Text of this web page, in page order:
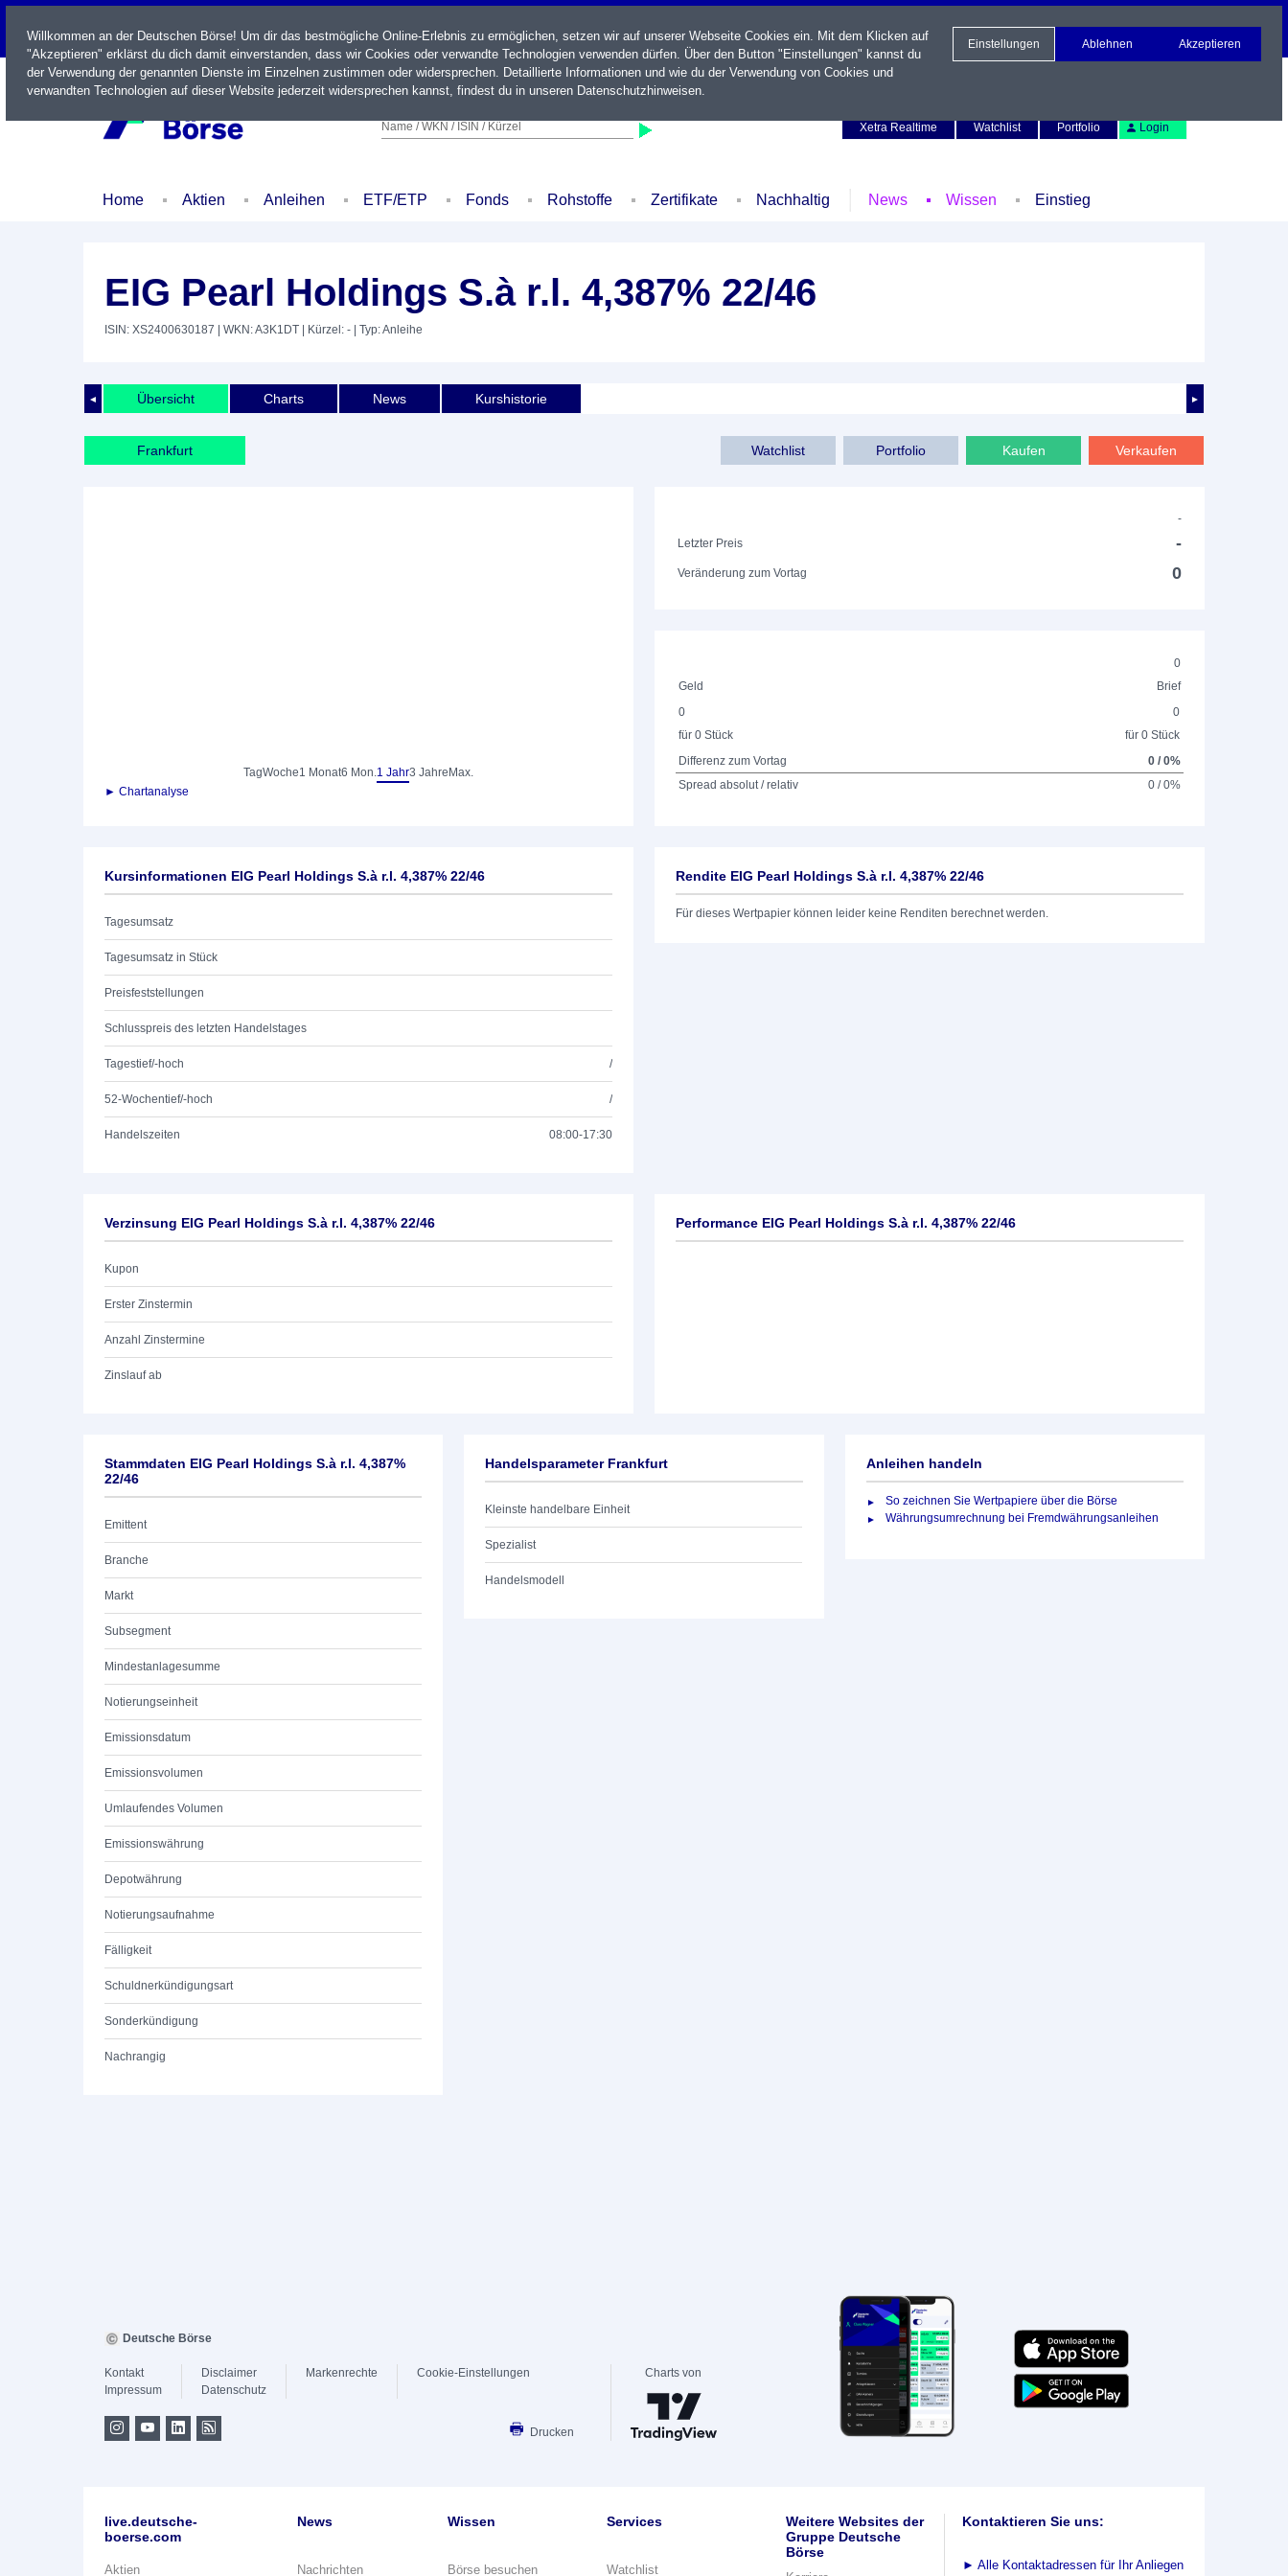
LIVE
Name / WKN / ISIN / Kürzel
Xetra Realtime
Watchlist Portfolio Login
Home Aktien Anleihen ETF/ETP Fonds Rohstoffe Zertifikate Nachhaltig News Wissen Einstieg
EIG Pearl Holdings S.à r.l. 4,387% 22/46
ISIN: XS2400630187 | WKN: A3K1DT | Kürzel: - | Typ: Anleihe
◄ ►
Übersicht Charts News Kurshistorie
Frankfurt Verkaufen
Kaufen
Portfolio
Watchlist
TagWoche1 Monat6 Mon.1 Jahr3 Jahre Max.
► Chartanalyse
-
Letzter Preis
-
Veränderung zum Vortag 0
0
Geld
Brief
0
für 0 Stück
0
für 0 Stück
Differenz zum Vortag
0 / 0%
Spread absolut / relativ
0 / 0%
Kursinformationen EIG Pearl Holdings S.à r.l. 4,387% 22/46
Tagesumsatz
Tagesumsatz in Stück
Preisfeststellungen
Schlusspreis des letzten Handelstages
Tagestief/-hoch /
52-Wochentief/-hoch /
Handelszeiten 08:00-17:30
Rendite EIG Pearl Holdings S.à r.l. 4,387% 22/46
Für dieses Wertpapier können leider keine Renditen berechnet werden.
Verzinsung EIG Pearl Holdings S.à r.l. 4,387% 22/46
Kupon
Erster Zinstermin
Anzahl Zinstermine
Zinslauf ab
Performance EIG Pearl Holdings S.à r.l. 4,387% 22/46
Stammdaten EIG Pearl Holdings S.à r.l. 4,387%
22/46
Emittent
Branche
Markt
Subsegment
Mindestanlagesumme
Notierungseinheit
Emissionsdatum
Emissionsvolumen
Umlaufendes Volumen
Emissionswährung
Depotwährung
Notierungsaufnahme
Fälligkeit
Schuldnerkündigungsart
Sonderkündigung
Nachrangig
Handelsparameter Frankfurt
Kleinste handelbare Einheit
Spezialist
Handelsmodell
Anleihen handeln
So zeichnen Sie Wertpapiere über die Börse
Währungsumrechnung bei Fremdwährungsanleihen
Willkommen an der Deutschen Börse! Um dir das bestmögliche Online-Erlebnis zu ermöglichen, setzen wir auf unserer Webseite Cookies ein. Mit dem Klicken auf
"Akzeptieren" erklärst du dich damit einverstanden, dass wir Cookies oder verwandte Technologien verwenden dürfen. Über den Button "Einstellungen" kannst du
der Verwendung der genannten Dienste im Einzelnen zustimmen oder widersprechen. Detaillierte Informationen und wie du der Verwendung von Cookies und
verwandten Technologien auf dieser Website jederzeit widersprechen kannst, findest du in unseren Datenschutzhinweisen.
Einstellungen Ablehnen Akzeptieren
Deutsche Börse
Kontakt
Impressum
Disclaimer
Datenschutz
Markenrechte Cookie-Einstellungen
Drucken
Charts von
live.deutsche-
boerse.com
Aktien
News
Nachrichten
Wissen
Börse besuchen
Services
Watchlist
Weitere Websites der
Gruppe Deutsche
Börse
Kontaktieren Sie uns:
► Alle Kontaktadressen für Ihr Anliegen